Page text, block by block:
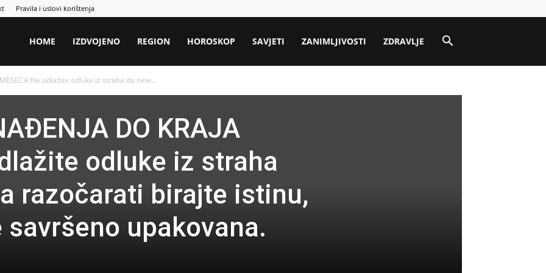
Pravila i uslovi korištenja
HOME IZDVOJENO REGION HOROSKOP SAVJETI ZANIMLJIVOSTI ZDRAVLJE
odlažite odluke iz straha da ćete...
DO KRAJA
odluke iz straha
razočarati birajte istinu,
upakovana.